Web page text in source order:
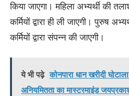
किया जाएगा। महिला अभ्यर्थी की
कर्मियों द्वारा ही ली जाएगी। पुरुष
कर्मियों द्वारा संपन्न की जाएगी।
ये भी पढ़े कोनपारा धान खरीदी
अनियमितता का मास्टरमाइंड